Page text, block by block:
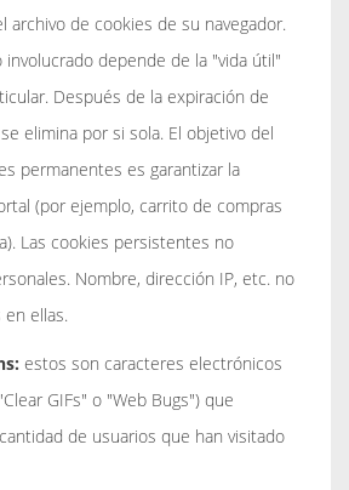
archivo de cookies de su navegador.
depende de la "vida útil"
Después de la expiración de
elimina por si sola. El objetivo del
permanentes es garantizar la
(por ejemplo, carrito de compras
Las cookies persistentes no
Nombre, dirección IP, etc. no
en ellas.
estos son caracteres electrónicos
GIFs" o "Web Bugs") que
de usuarios que han visitado